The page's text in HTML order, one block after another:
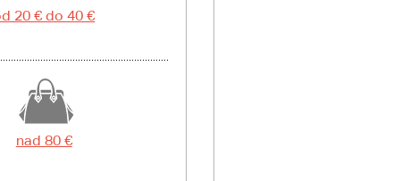
20 € do 40 €
nad 80 €